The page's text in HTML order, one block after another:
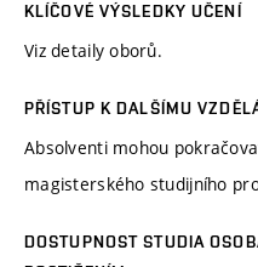
KLÍČOVÉ VÝSLEDKY UČENÍ
Viz detaily oborů.
PŘÍSTUP K DALŠÍMU
Absolventi mohou
magisterského studijního
DOSTUPNOST STUDIA